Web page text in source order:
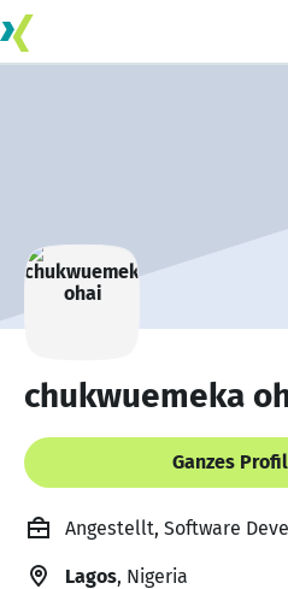
chukwuemeka
Ganzes
Angestellt, Software
Lagos, Nigeria